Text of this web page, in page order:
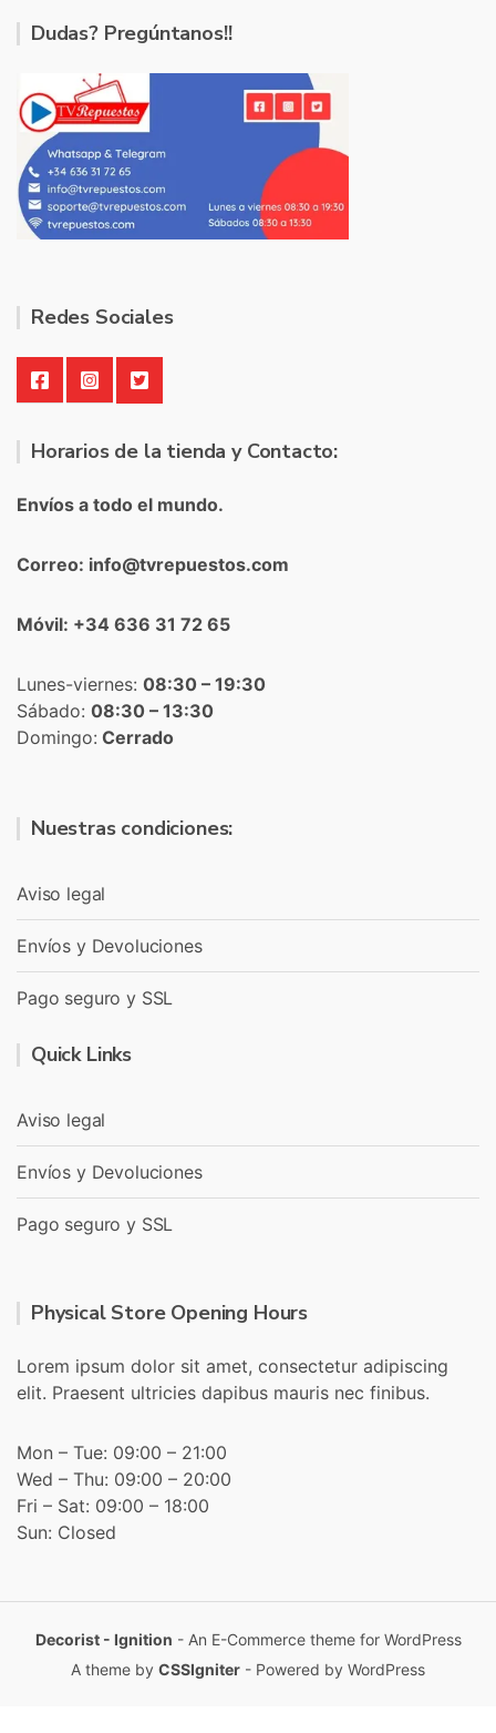
Dudas? Pregúntanos!!
Redes Sociales
Horarios de la tienda y Contacto:
Envíos a todo el mundo.
Correo: info@tvrepuestos.com
Móvil: +34 636 31 72 65
Lunes-viernes: 08:30 – 19:30
Sábado: 08:30 – 13:30
Domingo: Cerrado
Nuestras condiciones:
Aviso legal
Envíos y Devoluciones
Pago seguro y SSL
Quick Links
Aviso legal
Envíos y Devoluciones
Pago seguro y SSL
Physical Store Opening Hours
Lorem ipsum dolor sit amet, consectetur adipiscing
elit. Praesent ultricies dapibus mauris nec finibus.
Mon – Tue: 09:00 – 21:00
Wed – Thu: 09:00 – 20:00
Fri – Sat: 09:00 – 18:00
Sun: Closed
Decorist - Ignition - An E-Commerce theme for WordPress
A theme by CSSIgniter - Powered by WordPress